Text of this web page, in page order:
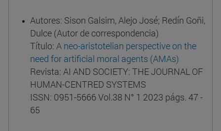
Autores: Sison Galsim, Alejo José; Redín Goñi,
Dulce (Autor de correspondencia)
Título:A neo-aristotelian perspective on the
need for artificial moral agents (AMAs)
Revista: AI AND SOCIETY: THE JOURNAL OF
HUMAN-CENTRED SYSTEMS
ISSN: 0951-5666 Vol.38 N° 1 2023 págs. 47 -
65